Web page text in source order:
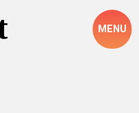
MENU